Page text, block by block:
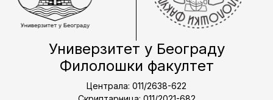
Универзитет у Београду
Филолошки факултет
Централа: 011/2638-622